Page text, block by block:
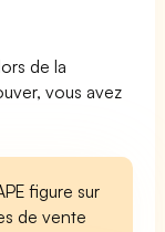
de la
vous avez
figure sur
de vente